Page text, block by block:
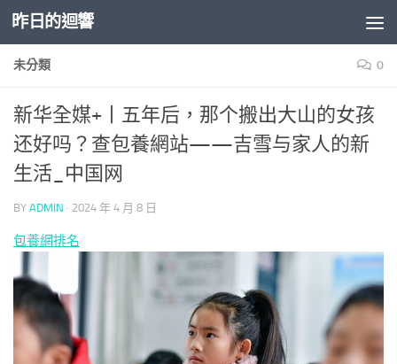
Skip to content
昨日的迴響
未分類 0
新华全媒+丨五年后，那个搬出大山的女孩
还好吗？查包養網站——吉雪与家人的新
生活_中国网
BY ADMIN · 2024 年 4 月 8 日
包養網排名